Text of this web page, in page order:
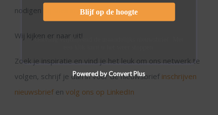
nodigen bij Shell in Amsterdam.
Wij kijken er naar uit!
Zoek je inspiratie en vind je het leuk om ons netwerk te
volgen, schrijf je dan in voor de nieuwsbrief inschrijven
nieuwsbriefen volg ons op LinkedIn
Blijf op de hoogte
Ontvang vrijblijvend de maandelijks nieuwsbrief. Met
Powered by Convert Plus